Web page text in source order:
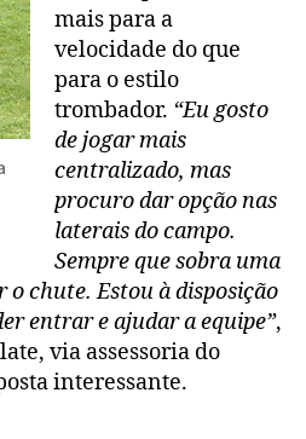
mais para a
velocidade do que
para o estilo
trombador. “Eu gosto
de jogar mais
centralizado, mas
procuro dar opção nas
laterais do campo.
Sempre que sobra uma
o chute. Estou à disposição
entrar e ajudar a equipe”,
via assessoria do
interessante.